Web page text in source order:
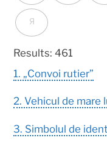
Я
Results: 461
1. „Convoi rutier”
2. Vehicul de mare
3. Simbolul de